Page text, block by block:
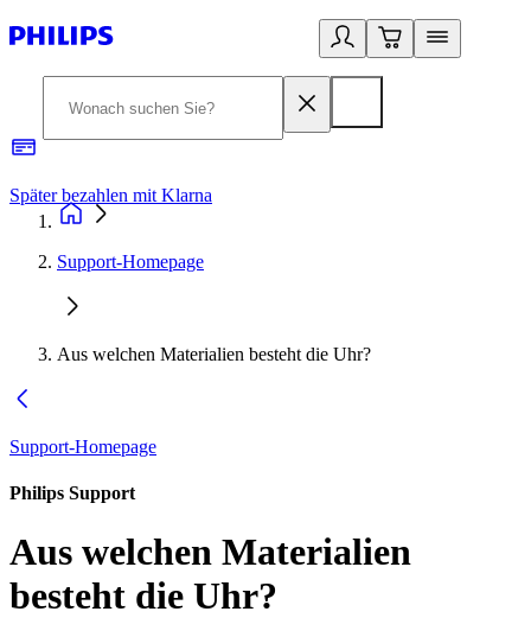
Später bezahlen mit Klarna
Support-Homepage
Aus welchen Materialien besteht die Uhr?
Support-Homepage
Philips Support
Aus welchen Materialien
besteht die Uhr?